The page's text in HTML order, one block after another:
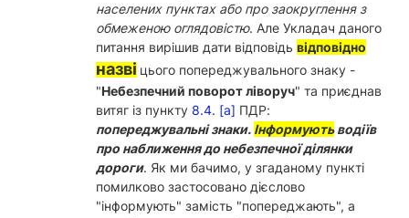
населених пунктах або про заокруглення з
обмеженою оглядовістю. Але Укладач даного
питання вирішив дати відповідь відповідно
назві цього попереджувального знаку -
"Небезпечний поворот ліворуч" та приєднав
витяг із пункту 8.4. [а] ПДР:
попереджувальні знаки. Інформуютьводіїв
про наближення до небезпечної ділянки
дороги. Як ми бачимо, у згаданому пункті
помилково застосовано дієслово
"інформують" замість "попереджають", а